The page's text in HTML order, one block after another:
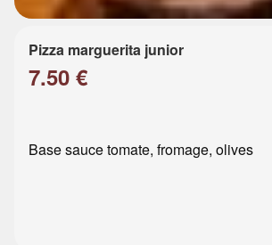
Pizza marguerita junior
7.50 €
Base sauce tomate, fromage, olives